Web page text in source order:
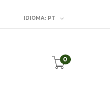
IDIOMA: PT
0